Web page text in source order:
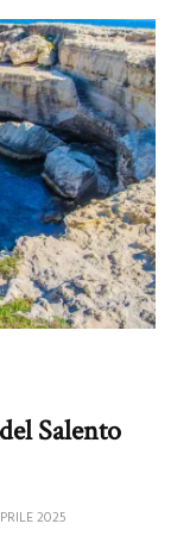
Salento
2025